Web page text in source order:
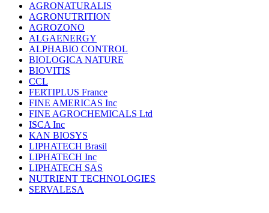
AGRONATURALIS
AGRONUTRITION
AGROZONO
ALGAENERGY
ALPHABIO CONTROL
BIOLOGICA NATURE
BIOVITIS
CCL
FERTIPLUS France
FINE AMERICAS Inc
FINE AGROCHEMICALS Ltd
ISCA Inc
KAN BIOSYS
LIPHATECH Brasil
LIPHATECH Inc
LIPHATECH SAS
NUTRIENT TECHNOLOGIES
SERVALESA